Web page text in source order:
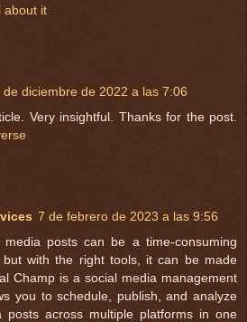
about it
de diciembre de 2022 a las 7:06
Very insightful. Thanks for the post.
7 de febrero de 2023 a las 9:56
media posts can be a time-consuming
with the right tools, it can be made
Champ is a social media management
you to schedule, publish, and analyze
posts across multiple platforms in one